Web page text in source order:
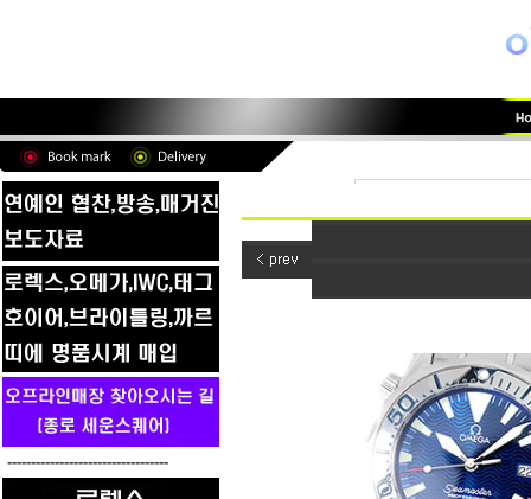
----------------------------------